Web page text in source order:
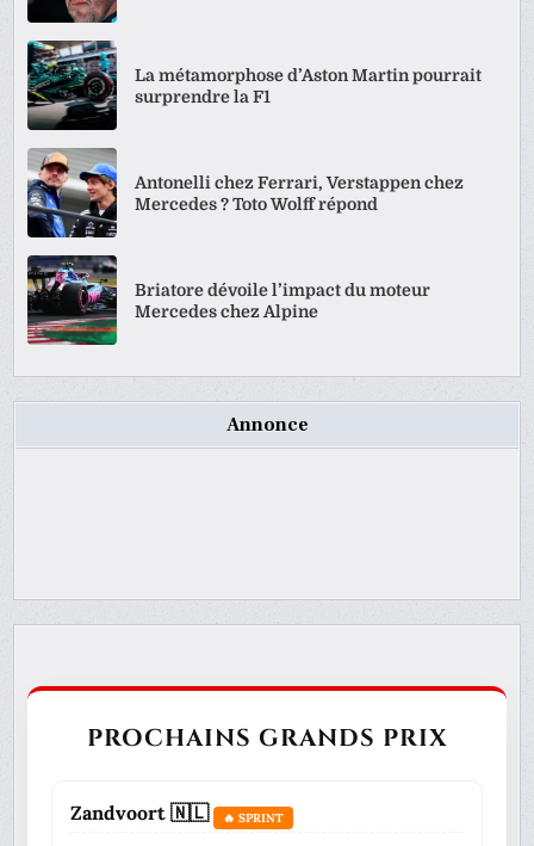
La métamorphose d’Aston Martin pourrait
surprendre la F1
Antonelli chez Ferrari, Verstappen chez
Mercedes ? Toto Wolff répond
Briatore dévoile l’impact du moteur
Mercedes chez Alpine
Annonce
PROCHAINS GRANDS PRIX
Zandvoort 🇳🇱 🔥 SPRINT